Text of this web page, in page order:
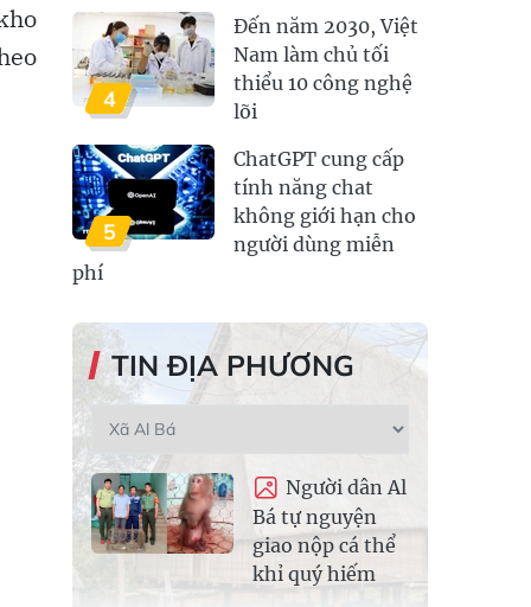
4
Đến năm 2030, Việt
Nam làm chủ tối
thiểu 10 công nghệ
lõi
5
ChatGPT cung cấp
tính năng chat
không giới hạn cho
người dùng miễn
phí
TIN ĐỊA PHƯƠNG
Người dân Al
Bá tự nguyện
giao nộp cá thể
khỉ quý hiếm